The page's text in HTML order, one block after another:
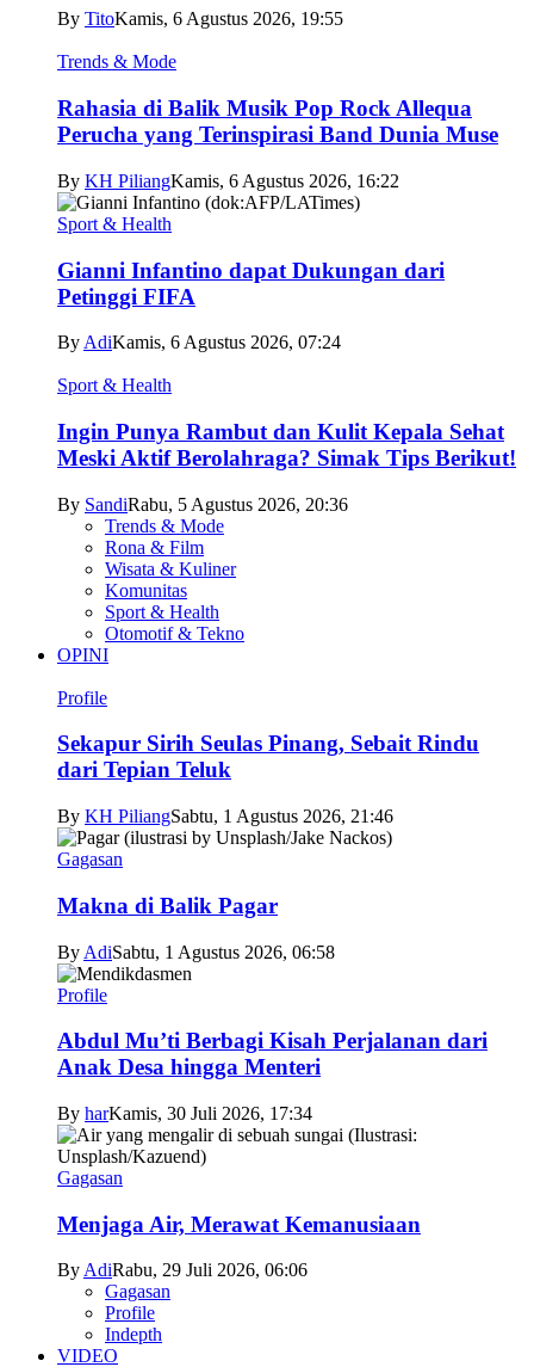
By TitoKamis, 6 Agustus 2026, 19:55
Trends & Mode
Rahasia di Balik Musik Pop Rock Allequa
Perucha yang Terinspirasi Band Dunia Muse
By KH PiliangKamis, 6 Agustus 2026, 16:22
Sport & Health
Gianni Infantino dapat Dukungan dari
Petinggi FIFA
By AdiKamis, 6 Agustus 2026, 07:24
Sport & Health
Ingin Punya Rambut dan Kulit Kepala Sehat
Meski Aktif Berolahraga? Simak Tips Berikut!
By SandiRabu, 5 Agustus 2026, 20:36
Trends & Mode
Rona & Film
Wisata & Kuliner
Komunitas
Sport & Health
Otomotif & Tekno
OPINI
Profile
Sekapur Sirih Seulas Pinang, Sebait Rindu
dari Tepian Teluk
By KH PiliangSabtu, 1 Agustus 2026, 21:46
Gagasan
Makna di Balik Pagar
By AdiSabtu, 1 Agustus 2026, 06:58
Profile
Abdul Mu’ti Berbagi Kisah Perjalanan dari
Anak Desa hingga Menteri
By harKamis, 30 Juli 2026, 17:34
Gagasan
Menjaga Air, Merawat Kemanusiaan
ByAdiRabu, 29 Juli 2026, 06:06
Gagasan
Profile
Indepth
VIDEO